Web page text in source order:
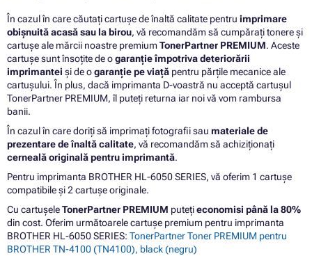
În cazul în care căutați cartușe de înaltă calitate pentru imprimare
obișnuită acasă sau la birou, vă recomandăm să cumpărați tonere și
cartușe ale mărcii noastre premiumTonerPartner PREMIUM. Aceste
cartușe sunt însoțite de ogaranție împotriva deteriorării
imprimantei și de ogaranție pe viață pentru părțile mecanice ale
cartușului. În plus, dacă imprimanta D-voastră nu acceptă cartușul
TonerPartner PREMIUM, îl puteți returna iar noi vă vom rambursa
banii.
În cazul în care doriți să imprimați fotografii sau materiale de
prezentare de înaltă calitate, vă recomandăm să achiziționați
cerneală originală pentru imprimantă.
Pentru imprimanta BROTHER HL-6050 SERIES, vă oferim 1 cartușe
compatibile și 2 cartușe originale.
Cu cartușeleTonerPartner PREMIUM putețieconomisi până la 80%
din cost. Oferim următoarele cartușe premium pentru imprimanta
BROTHER HL-6050 SERIES: TonerPartner Toner PREMIUM pentru
BROTHER TN-4100 (TN4100), black (negru)